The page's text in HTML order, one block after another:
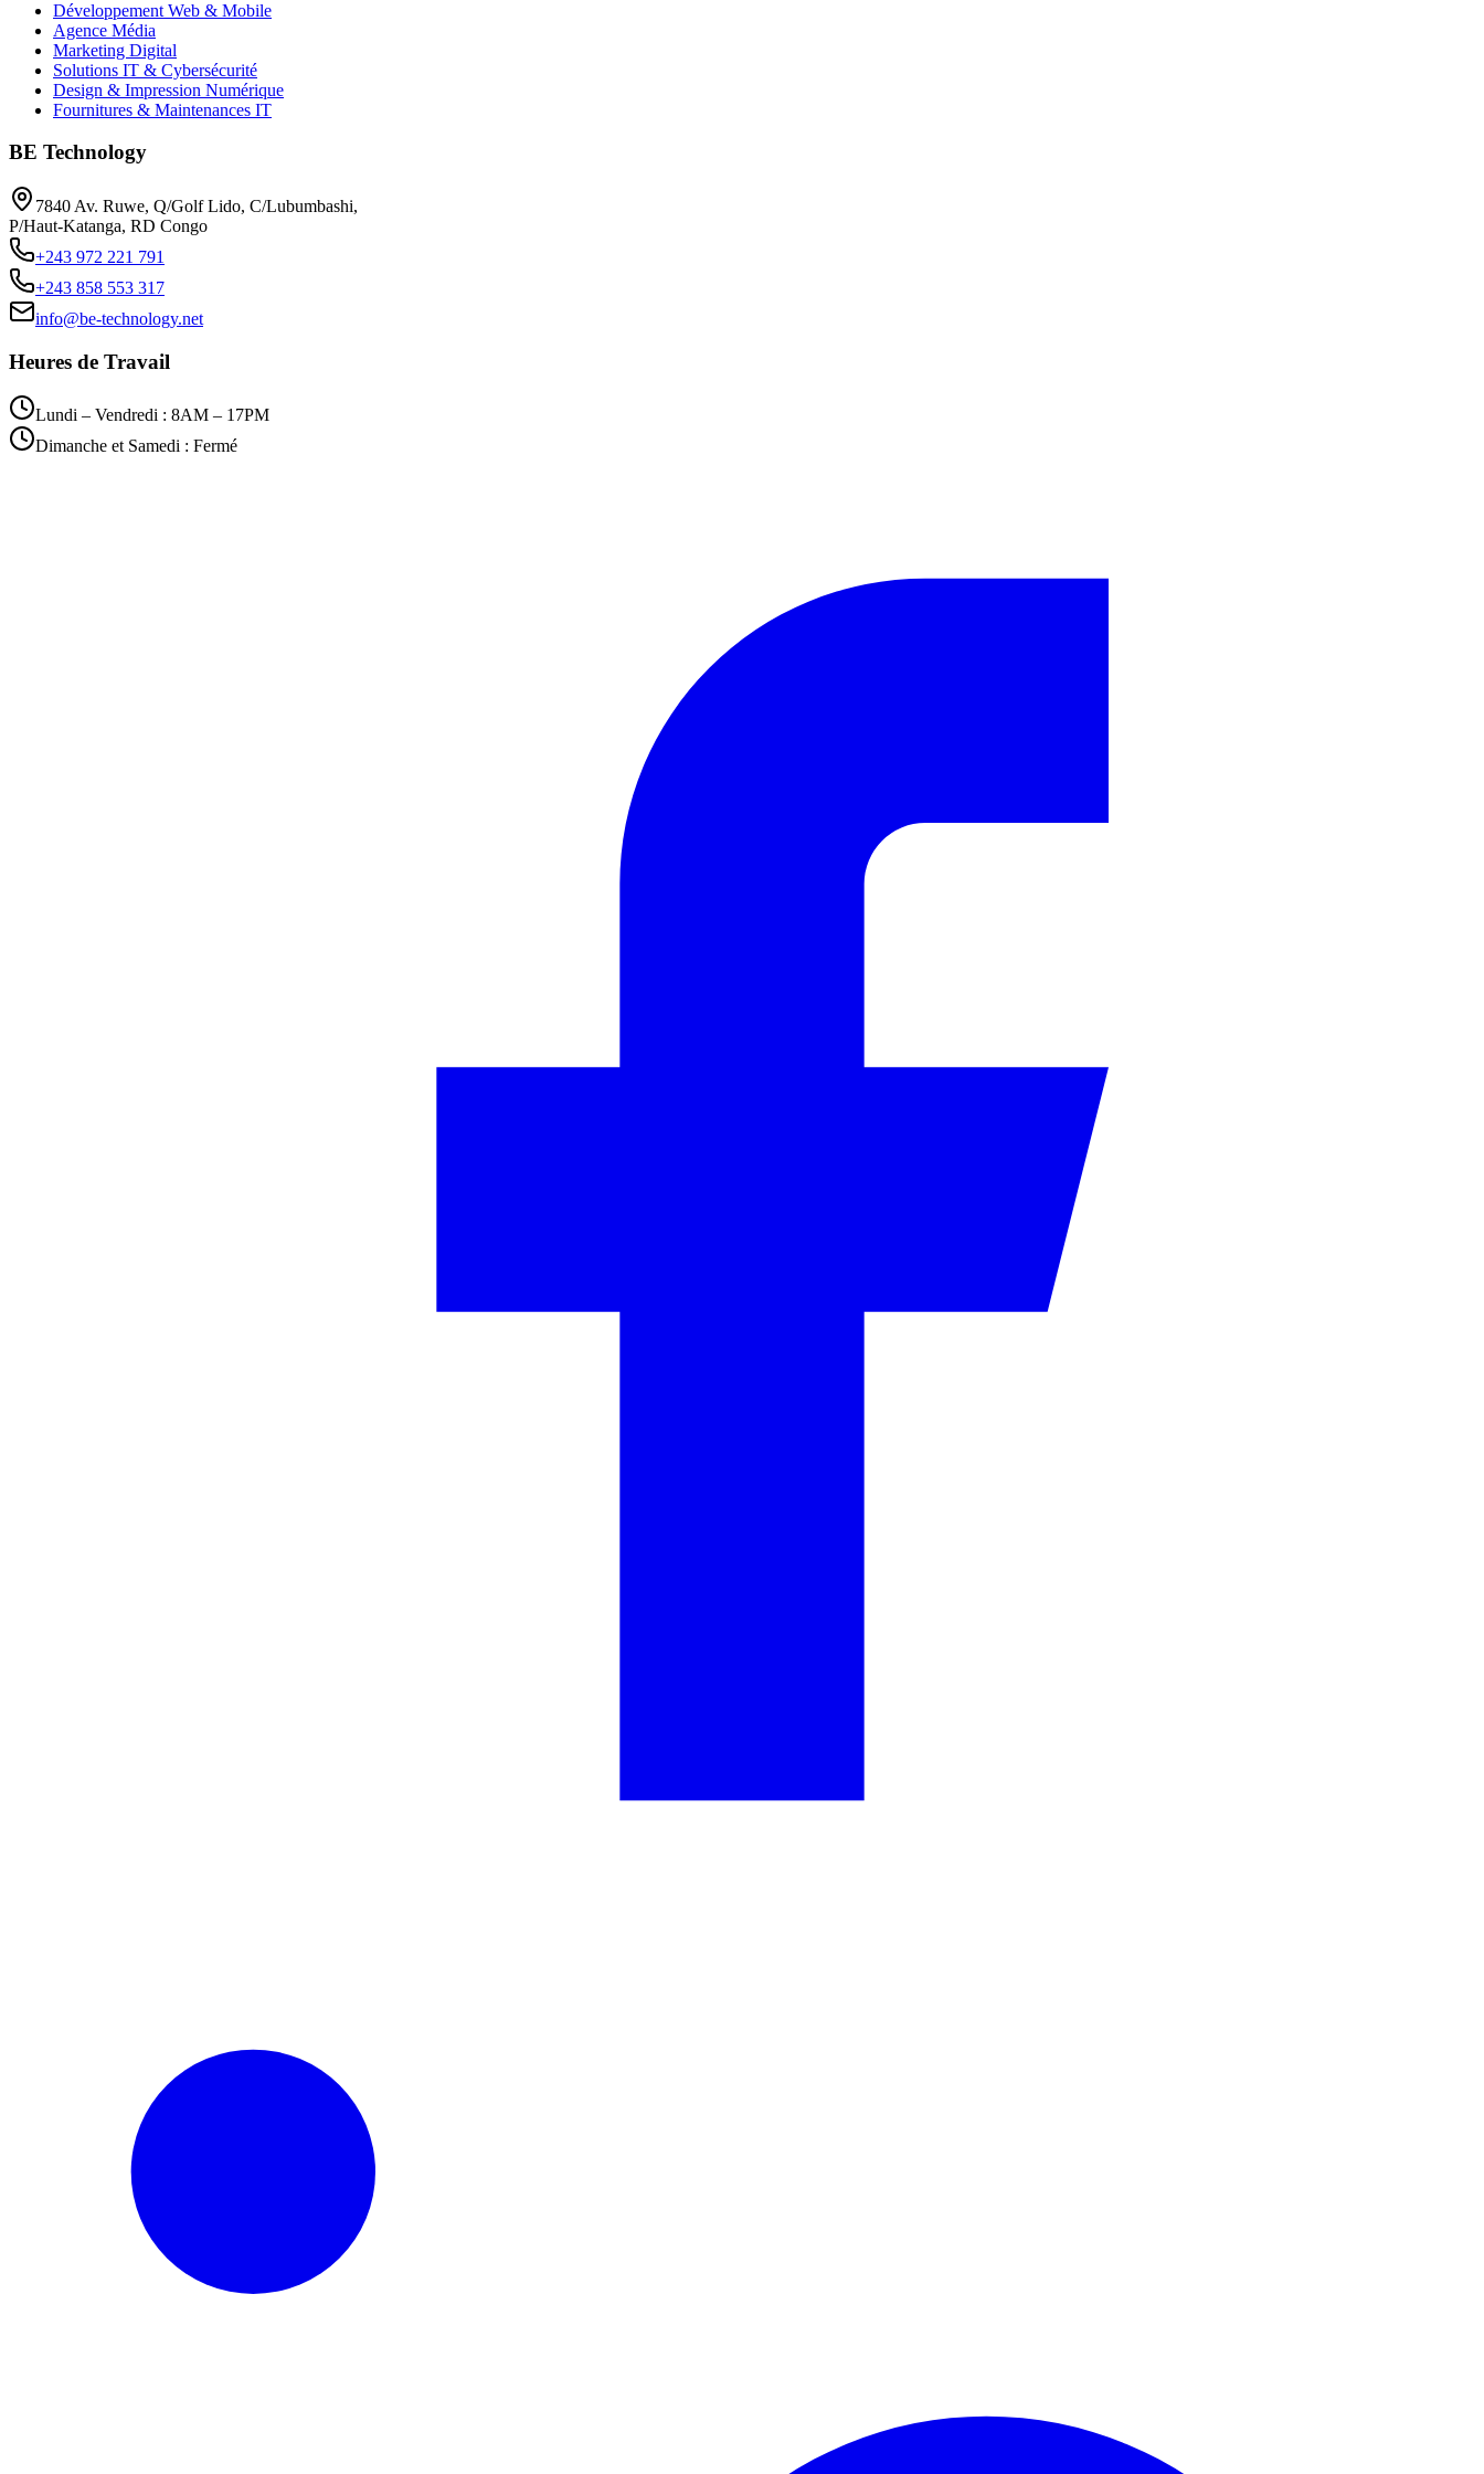
Développement Web & Mobile
Agence Média
Marketing Digital
Solutions IT & Cybersécurité
Design & Impression Numérique
Fournitures & Maintenances IT
BE Technology
7840 Av. Ruwe, Q/Golf Lido, C/Lubumbashi,
P/Haut-Katanga, RD Congo
+243 972 221 791
+243 858 553 317
info@be-technology.net
Heures de Travail
Lundi – Vendredi : 8AM – 17PM
Dimanche et Samedi : Fermé